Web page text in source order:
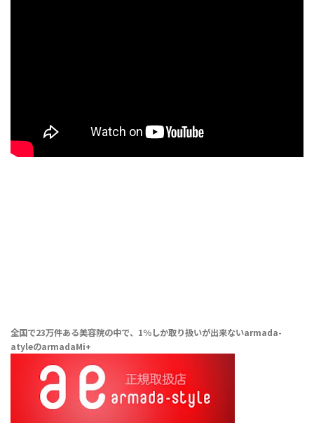
全国で23万件ある美容院の中で、1％しか取り扱いが出来ないarmada-
atyleのarmadaMi+